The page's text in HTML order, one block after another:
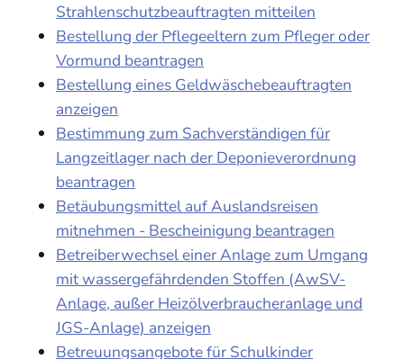
Strahlenschutzbeauftragten mitteilen
Bestellung der Pflegeeltern zum Pfleger oder
Vormund beantragen
Bestellung eines Geldwäschebeauftragten
anzeigen
Bestimmung zum Sachverständigen für
Langzeitlager nach der Deponieverordnung
beantragen
Betäubungsmittel auf Auslandsreisen
mitnehmen - Bescheinigung beantragen
Betreiberwechsel einer Anlage zum Umgang
mit wassergefährdenden Stoffen (AwSV-
Anlage, außer Heizölverbraucheranlage und
JGS-Anlage) anzeigen
Betreuungsangebote für Schulkinder